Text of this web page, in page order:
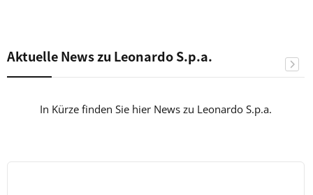
Aktuelle News zu Leonardo S.p.a.
In Kürze finden Sie hier News zu Leonardo S.p.a.